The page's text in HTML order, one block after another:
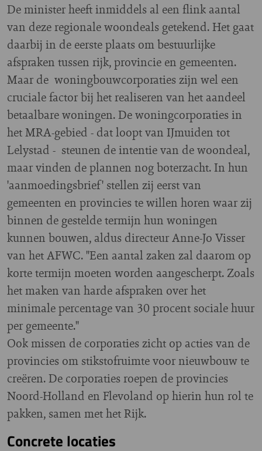
De minister heeft inmiddels al een flink aantal
van deze regionale woondeals getekend. Het gaat
daarbij in de eerste plaats om bestuurlijke
afspraken tussen rijk, provincie en gemeenten.
Maar de woningbouwcorporaties zijn wel een
cruciale factor bij het realiseren van het aandeel
betaalbare woningen. De woningcorporaties in
het MRA-gebied - dat loopt van IJmuiden tot
Lelystad - steunen de intentie van de woondeal,
maar vinden de plannen nog boterzacht. In hun
'aanmoedingsbrief' stellen zij eerst van
gemeenten en provincies te willen horen waar zij
binnen de gestelde termijn hun woningen
kunnen bouwen, aldus directeur Anne-Jo Visser
van het AFWC. "Een aantal zaken zal daarom op
korte termijn moeten worden aangescherpt. Zoals
het maken van harde afspraken over het
minimale percentage van 30 procent sociale huur
per gemeente."
Ook missen de corporaties zicht op acties van de
provincies om stikstofruimte voor nieuwbouw te
creëren. De corporaties roepen de provincies
Noord-Holland en Flevoland op hierin hun rol te
pakken, samen met het Rijk.
Concrete locaties